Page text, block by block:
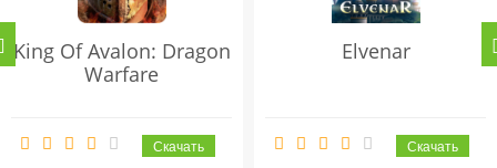
King Of Avalon: Dragon
Warfare
Elvenar